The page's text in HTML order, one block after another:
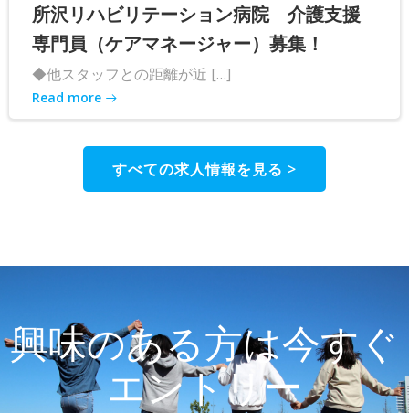
所沢リハビリテーション病院 介護支援
専門員（ケアマネージャー）募集！
◆他スタッフとの距離が近 […]
Read more
すべての求人情報を見る >
興味のある方は今すぐ
エントリー